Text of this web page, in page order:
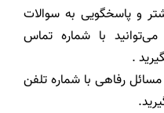
و پاسخگویی به سوالات
با شماره تماس
رفاهی با شماره تلفن